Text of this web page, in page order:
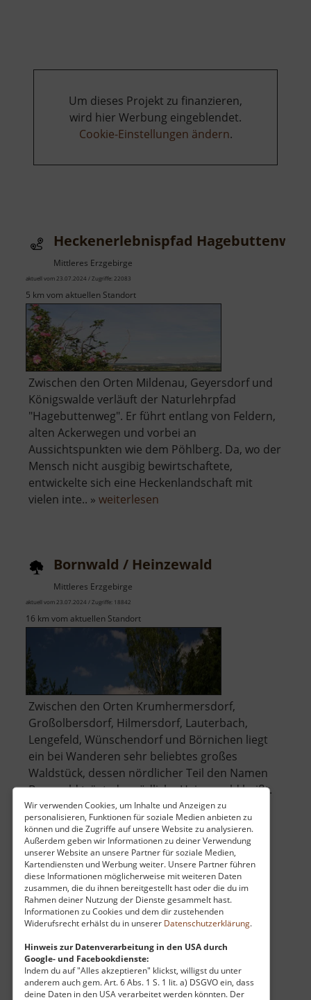
Wir verwenden Cookies, um Inhalte und Anzeigen zu
personalisieren, Funktionen für soziale Medien anbieten zu
können und die Zugriffe auf unsere Website zu analysieren.
Außerdem geben wir Informationen zu deiner Verwendung
unserer Website an unsere Partner für soziale Medien,
Kartendiensten und Werbung weiter. Unsere Partner führen
diese Informationen möglicherweise mit weiteren Daten
zusammen, die du ihnen bereitgestellt hast oder die du im
Rahmen deiner Nutzung der Dienste gesammelt hast.
Informationen zu Cookies und dem dir zustehenden
Widerufsrecht erhälst du in unserer Datenschutzerklärung.
Hinweis zur Datenverarbeitung in den USA durch
Google- und Facebookdienste:
Indem du auf "Alles akzeptieren" klickst, willigst du unter
anderem auch gem. Art. 6 Abs. 1 S. 1 lit. a) DSGVO ein, dass
deine Daten in den USA verarbeitet werden könnten. Der
Um dieses Projekt zu finanzieren,
wird hier Werbung eingeblendet.
Cookie-Einstellungen ändern.
Heckenerlebnispfad Hagebuttenweg
Mittleres Erzgebirge
aktuell vom 23.07.2024 / Zugriffe: 22083
5 km vom aktuellen Standort
Zwischen den Orten Mildenau, Geyersdorf und
Königswalde verläuft der Naturlehrpfad
"Hagebuttenweg". Er führt entlang von Feldern,
alten Ackerwegen und vorbei an
Aussichtspunkten wie dem Pöhlberg. Da, wo der
Mensch nicht ausgibig bewirtschaftete,
entwickelte sich eine Heckenlandschaft mit
vielen inte.. » weiterlesen
Bornwald / Heinzewald
Mittleres Erzgebirge
aktuell vom 23.07.2024 / Zugriffe: 18842
16 km vom aktuellen Standort
Zwischen den Orten Krumhermersdorf,
Großolbersdorf, Hilmersdorf, Lauterbach,
Lengefeld, Wünschendorf und Börnichen liegt
ein bei Wanderen sehr beliebtes großes
Waldstück, dessen nördlicher Teil den Namen
Bornwald trägt, der südliche Heinzewald heißt.
Sogar aus Chemnitz finden Erholungssuche
sommers .. »weiterlesenüber
Bornwald
/
Heinzewald
Spielplatz an der Lessingstraße
Zschopau / Mittleres Erzgebirge
aktuell vom 26.04.2026 / Zugriffe: 8391
16 km vom aktuellen Standort